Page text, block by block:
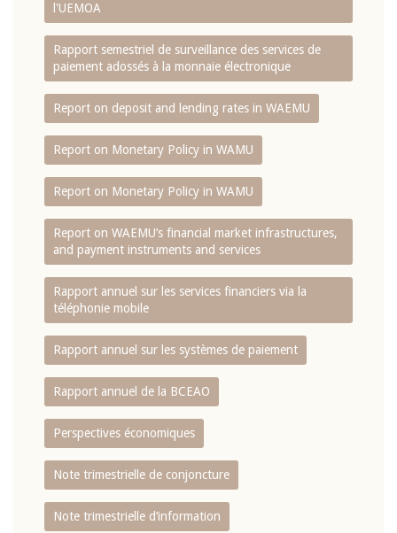
l'UEMOA
Rapport semestriel de surveillance des services de
paiement adossés à la monnaie électronique
Report on deposit and lending rates in WAEMU
Report on Monetary Policy in WAMU
Report on Monetary Policy in WAMU
Report on WAEMU’s financial market infrastructures,
and payment instruments and services
Rapport annuel sur les services financiers via la
téléphonie mobile
Rapport annuel sur les systèmes de paiement
Rapport annuel de la BCEAO
Perspectives économiques
Note trimestrielle de conjoncture
Note trimestrielle d‘information